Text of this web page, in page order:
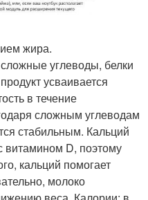
жира.
углеводы, белки
усваивается
в течение
сложным углеводам
стабильным. Кальций
витамином D, поэтому
кальций помогает
молоко